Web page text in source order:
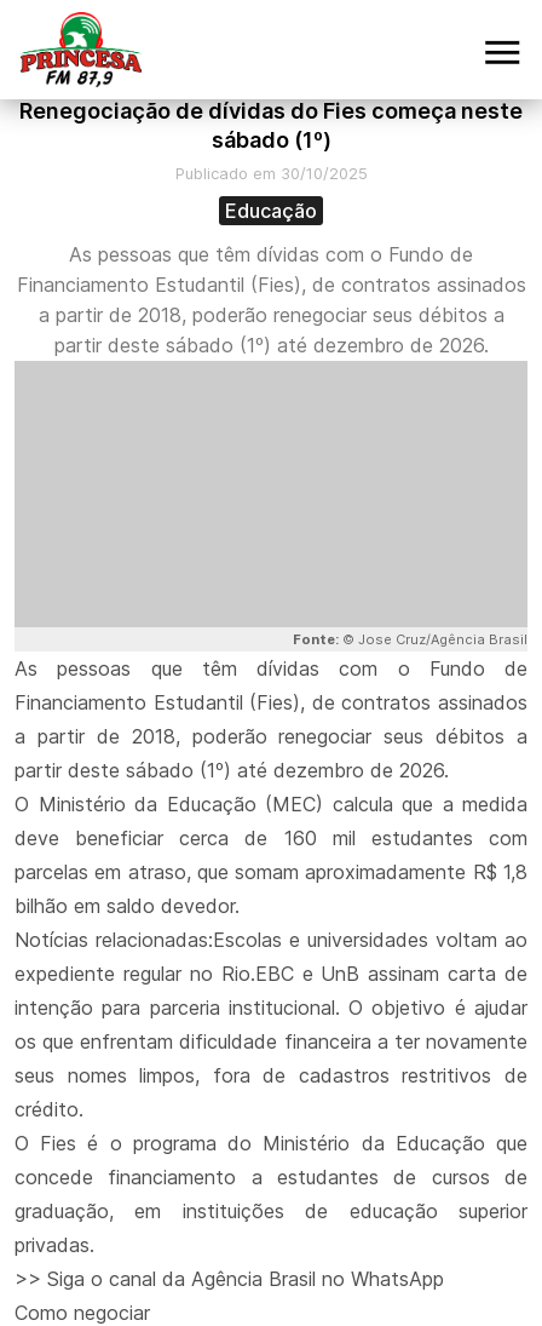
Renegociação de dívidas do Fies começa neste
sábado (1º)
Publicado em 30/10/2025
Educação
As pessoas que têm dívidas com o Fundo de
Financiamento Estudantil (Fies), de contratos assinados
a partir de 2018, poderão renegociar seus débitos a
partir deste sábado (1º) até dezembro de 2026.
Fonte: © Jose Cruz/Agência Brasil
As pessoas que têm dívidas com o Fundo de
Financiamento Estudantil (Fies), de contratos assinados
a partir de 2018, poderão renegociar seus débitos a
partir deste sábado (1º) até dezembro de 2026.
O Ministério da Educação (MEC) calcula que a medida
deve beneficiar cerca de 160 mil estudantes com
parcelas em atraso, que somam aproximadamente R$ 1,8
bilhão em saldo devedor.
Notícias relacionadas:Escolas e universidades voltam ao
expediente regular no Rio.EBC e UnB assinam carta de
intenção para parceria institucional. O objetivo é ajudar
os que enfrentam dificuldade financeira a ter novamente
seus nomes limpos, fora de cadastros restritivos de
crédito.
O Fies é o programa do Ministério da Educação que
concede financiamento a estudantes de cursos de
graduação, em instituições de educação superior
privadas.
>> Siga o canal da Agência Brasil no WhatsApp
Como negociar